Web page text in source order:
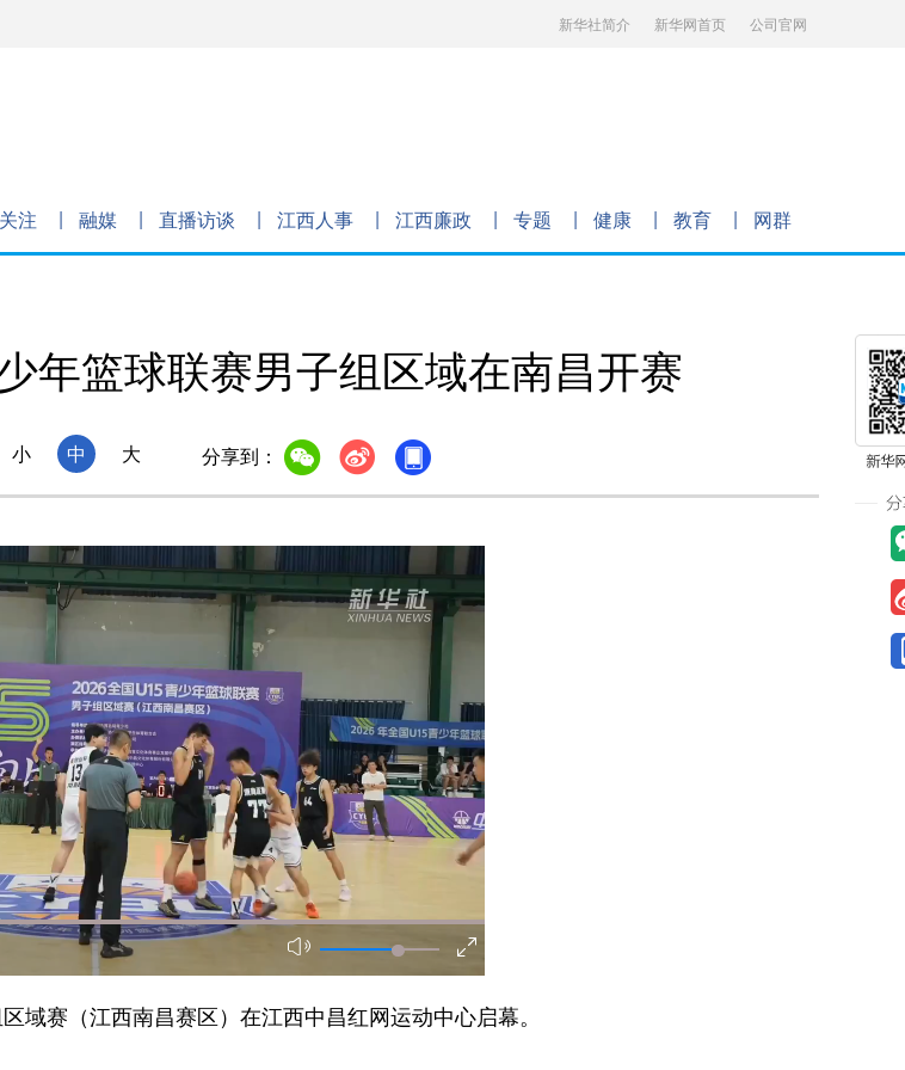
新华社简介 新华网首页 公司官网
注 融媒 直播访谈 江西人事 江西廉政 专题 健康 教育 网群
年篮球联赛男子组区域在南昌开赛
小 中 大 分享到：
赛（江西南昌赛区）在江西中昌红网运动中心启幕。